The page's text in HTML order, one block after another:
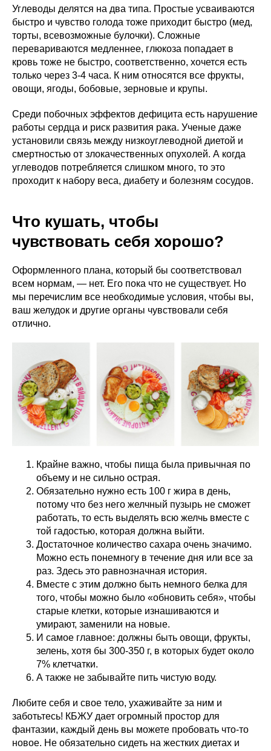
Углеводы делятся на два типа. Простые усваиваются
быстро и чувство голода тоже приходит быстро (мед,
торты, всевозможные булочки). Сложные
перевариваются медленнее, глюкоза попадает в
кровь тоже не быстро, соответственно, хочется есть
только через 3-4 часа. К ним относятся все фрукты,
овощи, ягоды, бобовые, зерновые и крупы.
Среди побочных эффектов дефицита есть нарушение
работы сердца и риск развития рака. Ученые даже
установили связь между низкоуглеводной диетой и
смертностью от злокачественных опухолей. А когда
углеводов потребляется слишком много, то это
проходит к набору веса, диабету и болезням сосудов.
Что кушать, чтобы
чувствовать себя хорошо?
Оформленного плана, который бы соответствовал
всем нормам, — нет. Его пока что не существует. Но
мы перечислим все необходимые условия, чтобы вы,
ваш желудок и другие органы чувствовали себя
отлично.
Крайне важно, чтобы пища была привычная по
объему и не сильно острая.
Обязательно нужно есть 100 г жира в день,
потому что без него желчный пузырь не сможет
работать, то есть выделять всю желчь вместе с
той гадостью, которая должна выйти.
Достаточное количество сахара очень значимо.
Можно есть понемногу в течение дня или все за
раз. Здесь это равнозначная история.
Вместе с этим должно быть немного белка для
того, чтобы можно было «обновить себя», чтобы
старые клетки, которые изнашиваются и
умирают, заменили на новые.
И самое главное: должны быть овощи, фрукты,
зелень, хотя бы 300-350 г, в которых будет около
7% клетчатки.
А также не забывайте пить чистую воду.
Любите себя и свое тело, ухаживайте за ним и
заботьтесь! КБЖУ дает огромный простор для
фантазии, каждый день вы можете пробовать что-то
новое. Не обязательно сидеть на жестких диетах и